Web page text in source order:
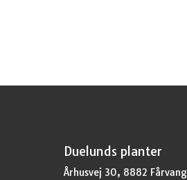
Duelunds planter
Århusvej 30, 8882 Fårvang